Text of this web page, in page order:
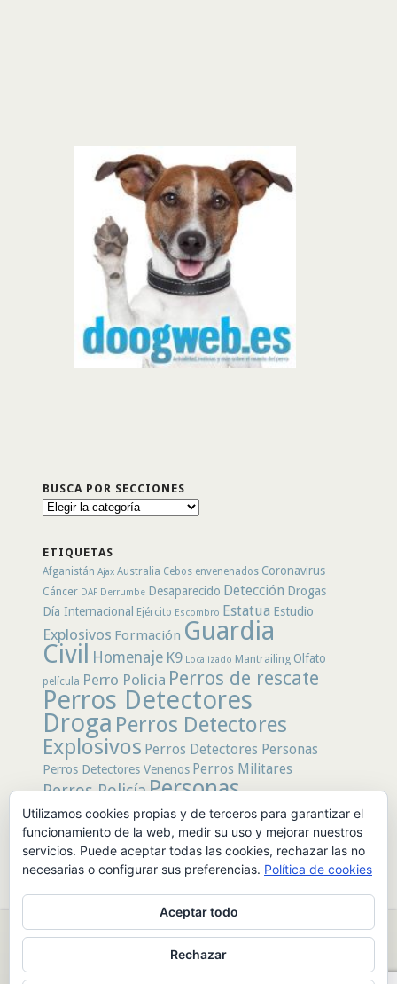
BUSCA POR SECCIONES
Busca
ETIQUETAS
Afganistán Ajax Australia Cebos envenenados Coronavirus
Cáncer DAF Derrumbe Desaparecido Detección Drogas
Día Internacional
Ejército Escombro Estatua Estudio
Explosivos Formación Guardia
Civil Homenaje K9 Localizado Mantrailing Olfato
película Perro Policia Perros de rescate
Perros Detectores
Droga Perros Detectores
Explosivos Perros Detectores Personas
Perros Detectores Venenos Perros Militares
Perros PolicíaPersonas
Desaparecidas Policía Policía Local
Policía Nacionalrastro rescate Restos
humanosTerremoto Tertulias Caninas Unidad
canina Veneno Video
© 2026 PerrosdeBusqueda |Política de Privacidad y Aviso Legal|
Utilizamos cookies propias y de terceros para garantizar el
funcionamiento de la web, medir su uso y mejorar nuestros
servicios. Puede aceptar todas las cookies, rechazar las no
necesarias o configurar sus preferencias. Política de cookies
Aceptar todo
Rechazar